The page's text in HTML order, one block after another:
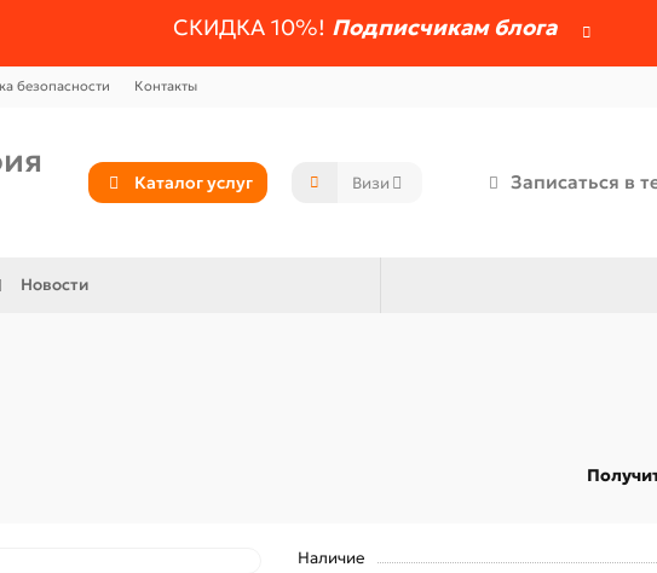
СКИДКА 10%! Подписчикам блога
безопасности Контакты
Каталог услуг Записаться в
Новости
Наличие